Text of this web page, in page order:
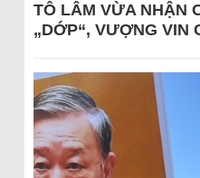
TÔ LÂM VỪA NHẬN
„DỚP“, VƯỢNG VIN